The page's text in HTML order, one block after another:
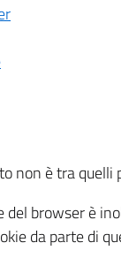
non è tra
del browser è
da parte di